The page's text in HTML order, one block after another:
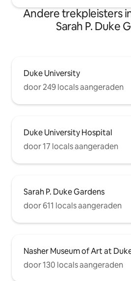
Andere trekpleisters
Sarah P. Duke
Duke University
door 249 locals aangeraden
Duke University Hospital
door 17 locals aangeraden
Sarah P. Duke Gardens
door 611 locals aangeraden
Nasher Museum of Art at
door 130 locals aangeraden